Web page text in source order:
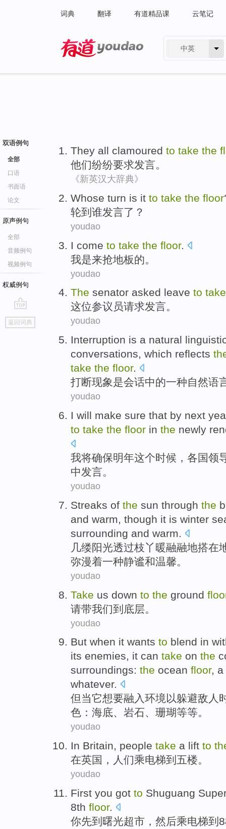
词典 翻译 有道精品课 云笔记
中英
双语例句
全部
口语
书面语
论文
原声例句
全部
音频例句
视频例句
权威例句
go
top
返回词典
They all clamoured to take the
他们纷纷要求发言。
《新英汉大辞典》
Whose turn is it to take the floor
轮到 谁发言了？
youdao
I come to take the floor.
我是来抢地板的。
youdao
The senator asked leave to
这位参议员请求发言。
youdao
Interruption is a natural
conversations, which reflects
take the floor.
打断现象是会话中的一种自然语
youdao
I will make sure that by next
to take the floor in the newly
我将确保明年这个时候 ， 各国领
中发言。
youdao
Streaks of the sun through the
and warm, though it is winter
surrounding and warm.
几缕阳光透过枝丫 暖融融地搭在
弥漫着一种静谧和温馨。
youdao
Take us down to the ground
请带我们到 底层 。
youdao
But when it wants to blend in
its enemies, it can take on the
surroundings: the ocean floor, a
whatever.
但当它想要融入环境以躲避敌人
色 ： 海底、 岩石、珊瑚等等。
youdao
In Britain, people take a lift to
在英国 ， 人们乘电梯到 五楼。
youdao
First you got to Shuguang
8th floor.
你先到 曙光超市 ， 然后乘电梯到 8